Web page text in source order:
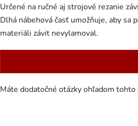
Určené na ručné aj strojové rezanie
Dlhá nábehová časť umožňuje, aby sa
materiáli závit nevylamoval.
Máte dodatočné otázky ohľadom